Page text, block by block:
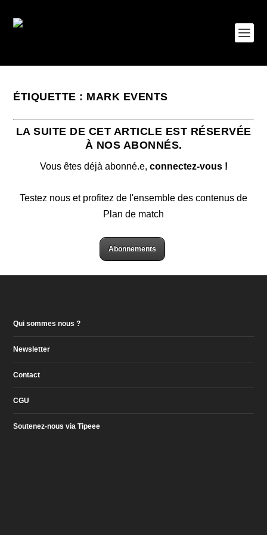
ÉTIQUETTE : MARK EVENTS
LA SUITE DE CET ARTICLE EST RÉSERVÉE
À NOS ABONNÉS.
Vous êtes déjà abonné.e, connectez-vous !
Testez nous et profitez de l'ensemble des contenus de
Plan de match
Abonnements
Qui sommes nous ?
Newsletter
Contact
CGU
Soutenez-nous via Tipeee